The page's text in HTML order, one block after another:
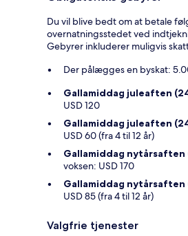
Du vil blive bedt om at betale
overnatningsstedet ved
Gebyrer inkluderer muligvis
Der pålægges en byskat:
Gallamiddag juleaften
USD 120
Gallamiddag juleaften
USD 60 (fra 4 til 12 år)
Gallamiddag nytårsaften
voksen: USD 170
Gallamiddag nytårsaften
USD 85 (fra 4 til 12 år)
Valgfrie tjenester